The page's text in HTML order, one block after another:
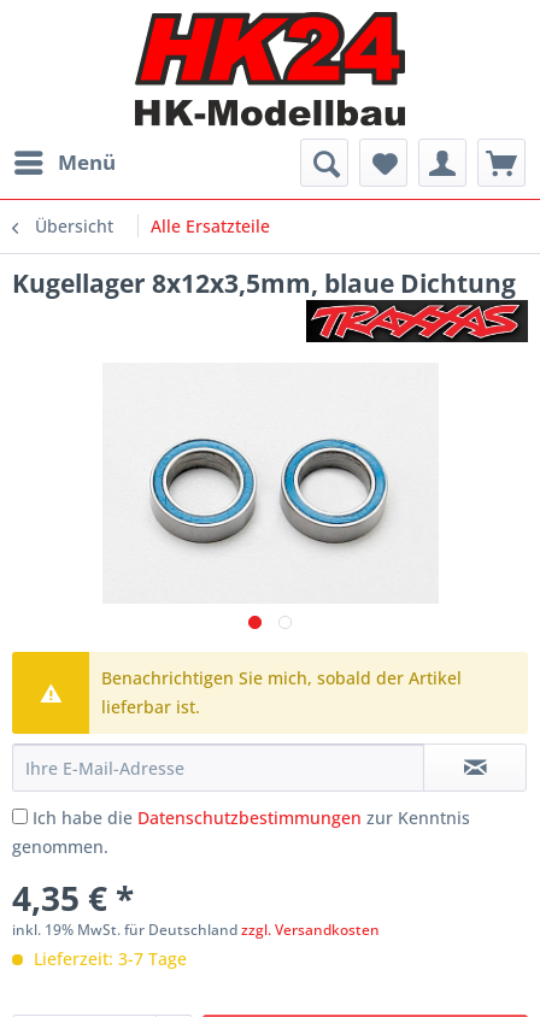
Menü
Übersicht Alle Ersatzteile
Kugellager 8x12x3,5mm, blaue Dichtung
Benachrichtigen Sie mich, sobald der Artikel
lieferbar ist.
Ich habe die Datenschutzbestimmungen zur Kenntnis
genommen.
4,35 € *
inkl. 19% MwSt. für Deutschlandzzgl. Versandkosten
Lieferzeit: 3-7 Tage